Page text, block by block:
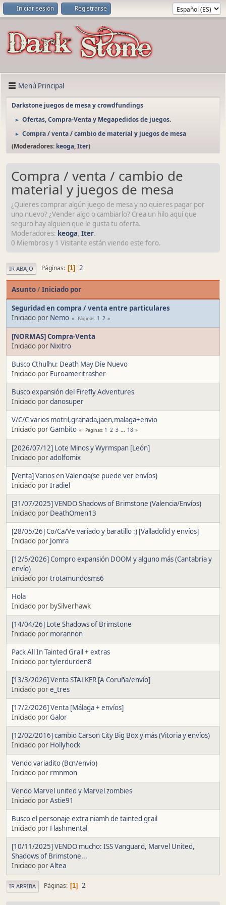
Iniciar sesión Registrarse
Menú Principal
Darkstone juegos de mesa y crowdfundings
► Ofertas, Compra-Venta y Megapedidos de juegos.
►
Compra / venta / cambio de material y juegos de mesa
(Moderadores: keoga,Iter)
Compra / venta / cambio de
material y juegos de mesa
¿Quieres comprar algún juego de mesa y no quieres pagar por
uno nuevo? ¿Vender algo o cambiarlo? Crea un hilo aquí que
seguro hay alguien que le gusta tu oferta.
Moderadores: keoga, Iter.
0 Miembros y 1 Visitante están viendo este foro.
IR ABAJO Páginas 1 2
Asunto/Iniciado por
Seguridad en compra / venta entre particulares
Iniciado por Nemo Páginas 1 2
[NORMAS] Compra-Venta
Iniciado por Nixitro
Busco Cthulhu: Death May Die Nuevo
Iniciado por Euroameritrasher
Busco expansión del Firefly Adventures
Iniciado pordanosuper
V/C/C varios motril,granada,jaen,malaga+envio
Iniciado porGambito Páginas 1 2 3 ... 18
[2026/07/12] Lote Minos y Wyrmspan [León]
Iniciado poradolfomix
[Venta] Varios en Valencia(se puede ver envíos)
Iniciado porIradiel
[31/07/2025] VENDO Shadows of Brimstone (Valencia/Envíos)
Iniciado por DeathOmen13
[28/05/26] Co/Ca/Ve variado y baratillo :) [Valladolid y envíos]
Iniciado por Jomra
[12/5/2026] Compro expansión DOOM y alguno más (Cantabria y
envío)
Iniciado portrotamundosms6
Hola
Iniciado por bySilverhawk
[14/04/26] Lote Shadows of Brimstone
Iniciado por morannon
Pack All In Tainted Grail + extras
Iniciado portylerdurden8
[13/3/2026] Venta STALKER [A Coruña/envío]
Iniciado pore_tres
[17/2/2026] Venta [Málaga + envíos]
Iniciado porGalor
[12/02/2016] cambio Carson City Big Box y más (Vitoria y envíos)
Iniciado por Hollyhock
Vendo variadito (Bcn/envio)
Iniciado por rmnmon
Vendo Marvel united y Marvel zombies
Iniciado porAstie91
Busco el personaje extra niamh de tainted grail
Iniciado por Flashmental
[10/11/2025] VENDO mucho: ISS Vanguard, Marvel United,
Shadows of Brimstone...
Iniciado porAltea
IR ARRIBA Páginas 1 2